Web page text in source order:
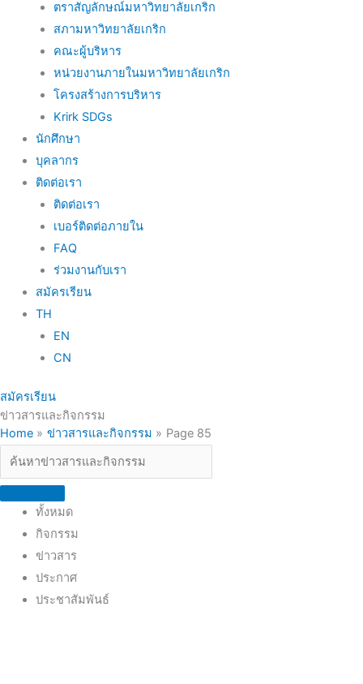
ตราสัญลักษณ์มหาวิทยาลัยเกริก
สภามหาวิทยาลัยเกริก
คณะผู้บริหาร
หน่วยงานภายในมหาวิทยาลัยเกริก
โครงสร้างการบริหาร
Krirk SDGs
นักศึกษา
บุคลากร
ติดต่อเรา
ติดต่อเรา
เบอร์ติดต่อภายใน
FAQ
ร่วมงานกับเรา
สมัครเรียน
TH
EN
CN
สมัครเรียน
ข่าวสารและกิจกรรม
Home
ข่าวสารและกิจกรรม Page 85
Search
...
ทั้งหมด
กิจกรรม
ข่าวสาร
ประกาศ
ประชาสัมพันธ์